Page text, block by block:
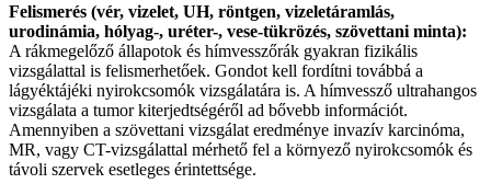
Felismerés (vér, vizelet, UH, röntgen, vizeletáramlás,
urodinámia, hólyag-, uréter-, vese-tükrözés, szövettani minta):
A rákmegelőző állapotok és hímvesszőrák gyakran fizikális
vizsgálattal is felismerhetőek. Gondot kell fordítni továbbá a
lágyéktájéki nyirokcsomók vizsgálatára is. A hímvessző ultrahangos
vizsgálata a tumor kiterjedtségéről ad bővebb információt.
Amennyiben a szövettani vizsgálat eredménye invazív karcinóma,
MR, vagy CT-vizsgálattal mérhető fel a környező nyirokcsomók és
távoli szervek esetleges érintettsége.